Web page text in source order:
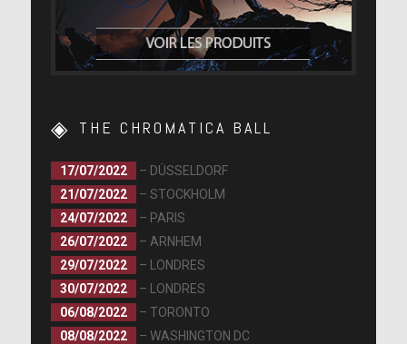
THE CHROMATICA BALL
17/07/2022
– DÜSSELDORF
21/07/2022
– STOCKHOLM
24/07/2022
– PARIS
26/07/2022
– ARNHEM
29/07/2022
– LONDRES
30/07/2022
– LONDRES
06/08/2022
– TORONTO
08/08/2022
– WASHINGTON DC